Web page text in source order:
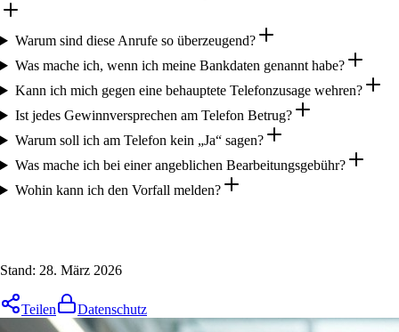
Warum sind diese Anrufe so überzeugend?
Was mache ich, wenn ich meine Bankdaten genannt habe?
Kann ich mich gegen eine behauptete Telefonzusage wehren?
Ist jedes Gewinnversprechen am Telefon Betrug?
Warum soll ich am Telefon kein „Ja“ sagen?
Was mache ich bei einer angeblichen Bearbeitungsgebühr?
Wohin kann ich den Vorfall melden?
Stand: 28. März 2026
Teilen Datenschutz